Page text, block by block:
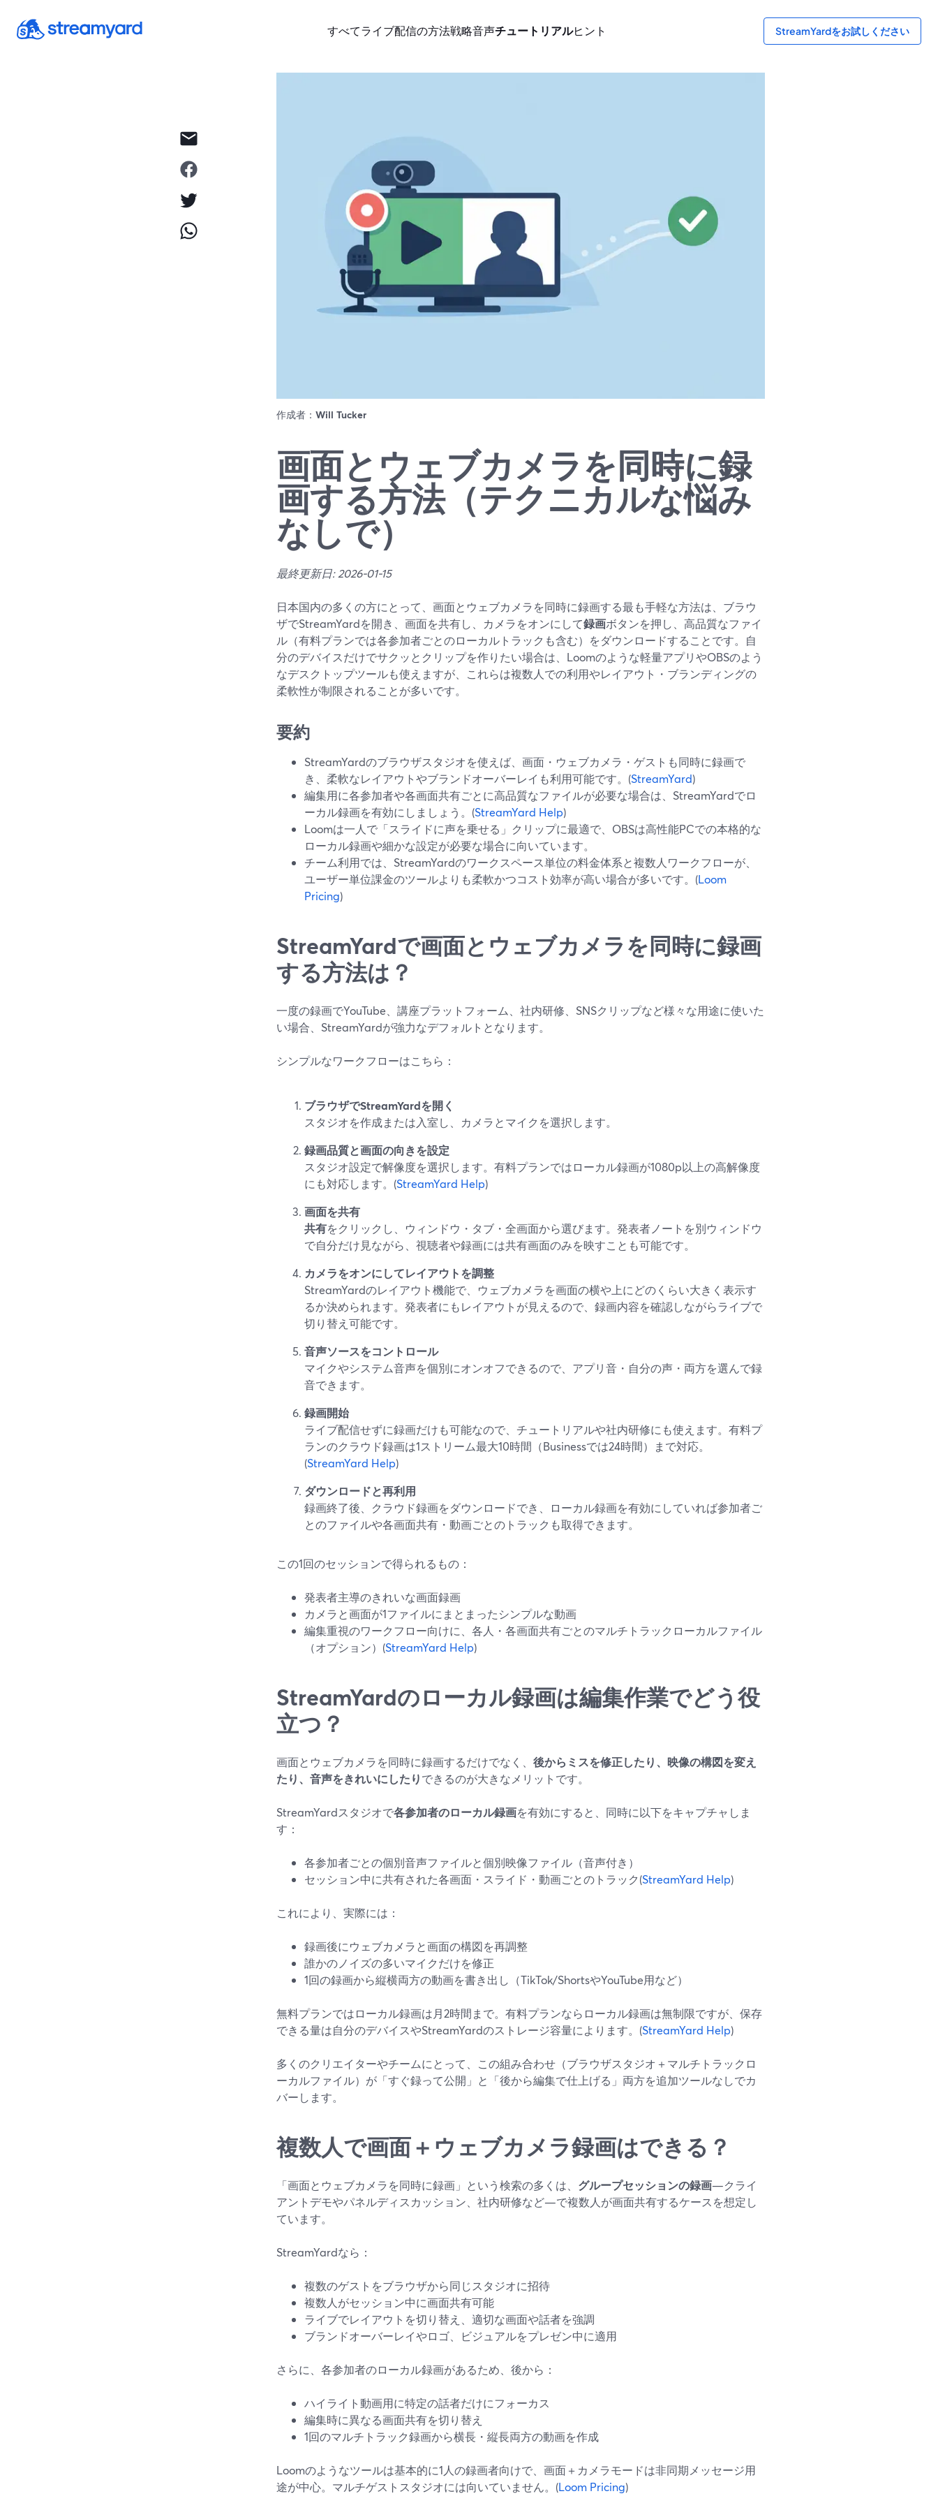
すべてライブ配信の方法戦略音声チュートリアルヒント StreamYardをお試しください
作成者： Will Tucker
画面とウェブカメラを同時に録
画する方法（テクニカルな悩み
なしで）
最終更新日: 2026-01-15
日本国内の多くの方にとって、画面とウェブカメラを同時に録画する最も手軽な方法は、ブラウ
ザでStreamYardを開き、画面を共有し、カメラをオンにして録画ボタンを押し、高品質なファイ
ル（有料プランでは各参加者ごとのローカルトラックも含む）をダウンロードすることです。自
分のデバイスだけでサクッとクリップを作りたい場合は、Loomのような軽量アプリやOBSのよう
なデスクトップツールも使えますが、これらは複数人での利用やレイアウト・ブランディングの
柔軟性が制限されることが多いです。
要約
StreamYardのブラウザスタジオを使えば、画面・ウェブカメラ・ゲストも同時に録画で
き、柔軟なレイアウトやブランドオーバーレイも利用可能です。(StreamYard)
編集用に各参加者や各画面共有ごとに高品質なファイルが必要な場合は、StreamYardでロ
ーカル録画を有効にしましょう。(StreamYard Help)
Loomは一人で「スライドに声を乗せる」クリップに最適で、OBSは高性能PCでの本格的な
ローカル録画や細かな設定が必要な場合に向いています。
チーム利用では、StreamYardのワークスペース単位の料金体系と複数人ワークフローが、
ユーザー単位課金のツールよりも柔軟かつコスト効率が高い場合が多いです。(Loom
Pricing)
StreamYardで画面とウェブカメラを同時に録画
する方法は？
一度の録画でYouTube、講座プラットフォーム、社内研修、SNSクリップなど様々な用途に使いた
い場合、StreamYardが強力なデフォルトとなります。
シンプルなワークフローはこちら：
ブラウザでStreamYardを開く
スタジオを作成または入室し、カメラとマイクを選択します。
録画品質と画面の向きを設定
スタジオ設定で解像度を選択します。有料プランではローカル録画が1080p以上の高解像度
にも対応します。(StreamYard Help)
画面を共有
共有をクリックし、ウィンドウ・タブ・全画面から選びます。発表者ノートを別ウィンドウ
で自分だけ見ながら、視聴者や録画には共有画面のみを映すことも可能です。
カメラをオンにしてレイアウトを調整
StreamYardのレイアウト機能で、ウェブカメラを画面の横や上にどのくらい大きく表示す
るか決められます。発表者にもレイアウトが見えるので、録画内容を確認しながらライブで
切り替え可能です。
音声ソースをコントロール
マイクやシステム音声を個別にオンオフできるので、アプリ音・自分の声・両方を選んで録
音できます。
録画開始
ライブ配信せずに録画だけも可能なので、チュートリアルや社内研修にも使えます。有料プ
ランのクラウド録画は1ストリーム最大10時間（Businessでは24時間）まで対応。
(StreamYard Help)
ダウンロードと再利用
録画終了後、クラウド録画をダウンロードでき、ローカル録画を有効にしていれば参加者ご
とのファイルや各画面共有・動画ごとのトラックも取得できます。
この1回のセッションで得られるもの：
発表者主導のきれいな画面録画
カメラと画面が1ファイルにまとまったシンプルな動画
編集重視のワークフロー向けに、各人・各画面共有ごとのマルチトラックローカルファイル
（オプション）(StreamYard Help)
StreamYardのローカル録画は編集作業でどう役
立つ？
画面とウェブカメラを同時に録画するだけでなく、 後からミスを修正したり、映像の構図を変え
たり、音声をきれいにしたりできるのが大きなメリットです。
StreamYardスタジオで各参加者のローカル録画を有効にすると、同時に以下をキャプチャしま
す：
各参加者ごとの個別音声ファイルと個別映像ファイル（音声付き）
セッション中に共有された各画面・スライド・動画ごとのトラック(StreamYard Help)
これにより、実際には：
録画後にウェブカメラと画面の構図を再調整
誰かのノイズの多いマイクだけを修正
1回の録画から縦横両方の動画を書き出し（TikTok/ShortsやYouTube用など）
無料プランではローカル録画は月2時間まで。有料プランならローカル録画は無制限ですが、保存
できる量は自分のデバイスやStreamYardのストレージ容量によります。(StreamYard Help)
多くのクリエイターやチームにとって、この組み合わせ（ブラウザスタジオ＋マルチトラックロ
ーカルファイル）が「すぐ録って公開」と「後から編集で仕上げる」両方を追加ツールなしでカ
バーします。
複数人で画面＋ウェブカメラ録画はできる？
「画面とウェブカメラを同時に録画」という検索の多くは、 グループセッションの録画—クライ
アントデモやパネルディスカッション、社内研修など—で複数人が画面共有するケースを想定し
ています。
StreamYardなら：
複数のゲストをブラウザから同じスタジオに招待
複数人がセッション中に画面共有可能
ライブでレイアウトを切り替え、適切な画面や話者を強調
ブランドオーバーレイやロゴ、ビジュアルをプレゼン中に適用
さらに、各参加者のローカル録画があるため、後から：
ハイライト動画用に特定の話者だけにフォーカス
編集時に異なる画面共有を切り替え
1回のマルチトラック録画から横長・縦長両方の動画を作成
Loomのようなツールは基本的に1人の録画者向けで、画面＋カメラモードは非同期メッセージ用
途が中心。マルチゲストスタジオには向いていません。(Loom Pricing)